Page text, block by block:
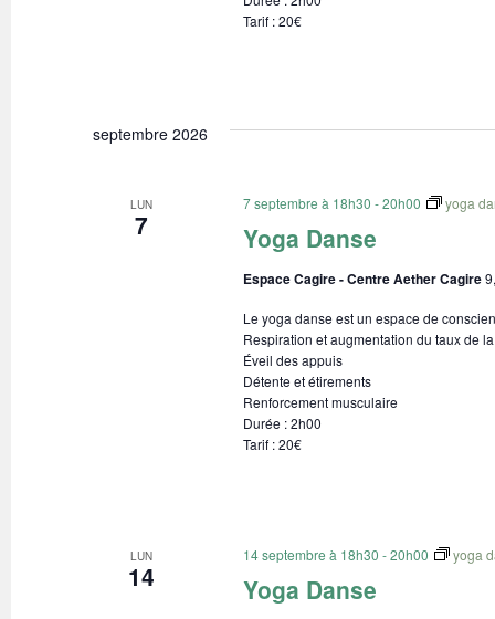
Tarif : 20€
septembre 2026
LUN
7 Yoga Danse
7 septembre à 18h30 -20h00 yoga
Espace Cagire - Centre Aether Cagire
Le yoga danse est un espace de
Respiration et augmentation du taux de
Éveil des appuis
Détente et étirements
Renforcement musculaire
Durée : 2h00
Tarif : 20€
LUN
14 Yoga Danse
14 septembre à 18h30 -20h00 yoga